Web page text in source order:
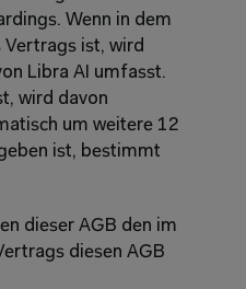
Wenn in dem
Vertrags ist, wird
Libra AI umfasst.
wird davon
um weitere 12
ist, bestimmt
dieser AGB den im
diesen AGB